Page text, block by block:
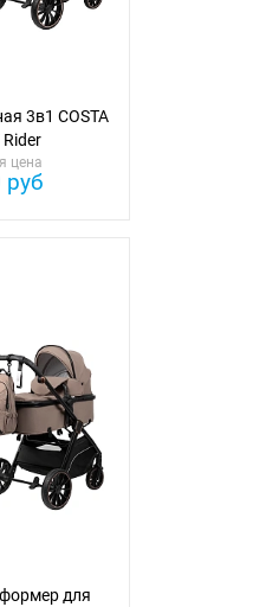
3в1 COSTA
цена
руб
для